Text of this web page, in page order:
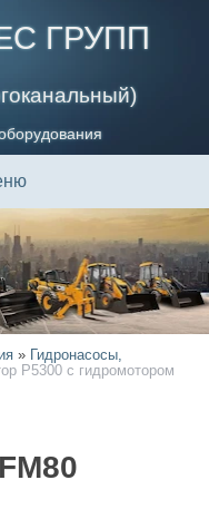
ГРУПП
» Гидронасосы,
P5300 с гидромотором